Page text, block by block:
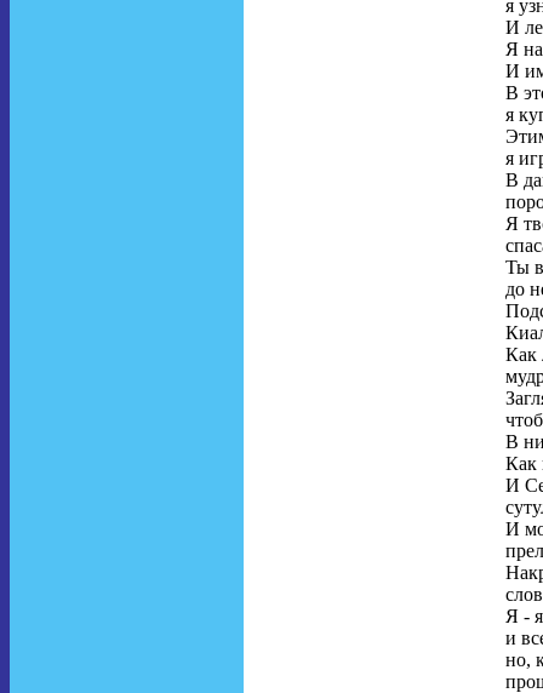
я
И
Я
И
В
я
я
В
Я
Ты
до
Как
В
Как
И
И
Я -
и
но,